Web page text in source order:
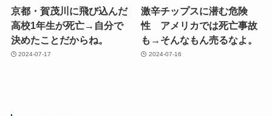
京都・賀茂川に飛び込んだ
高校1年生が死亡→自分で
決めたことだからね。
2024-07-17
激辛チップスに潜む危険
性 アメリカでは死亡事故
も→そんなもん売るなよ。
2024-07-16